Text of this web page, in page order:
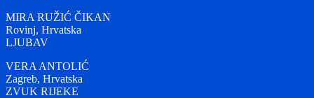
MIRA RUŽIĆ ČIKAN
Rovinj, Hrvatska
LJUBAV
VERA ANTOLIĆ
Zagreb, Hrvatska
ZVUK RIJEKE